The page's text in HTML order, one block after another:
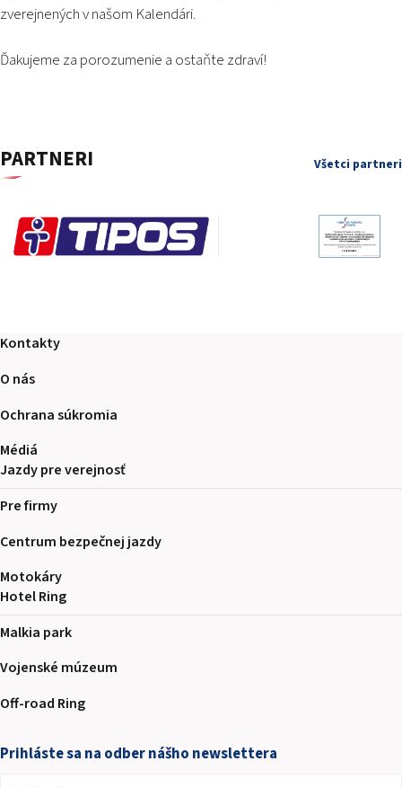
zverejnených v našom Kalendári.
Ďakujeme za porozumenie a ostaňte zdraví!
PARTNERI Všetci partneri
Kontakty
O nás
Ochrana súkromia
Médiá
Jazdy pre verejnosť
Pre firmy
Centrum bezpečnej jazdy
Motokáry
Hotel Ring
Malkia park
Vojenské múzeum
Off-road Ring
Prihláste sa na odber nášho newslettera